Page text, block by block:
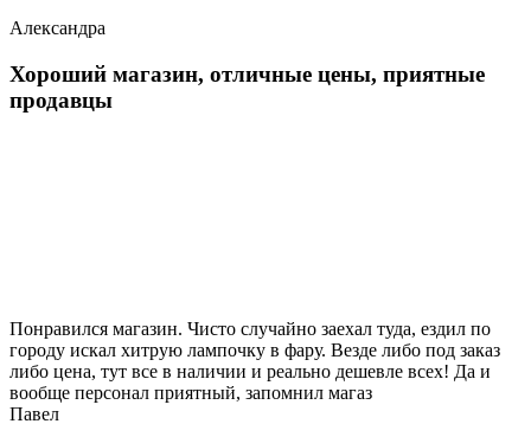
Александра
Хороший магазин, отличные цены, приятные
продавцы
Понравился магазин. Чисто случайно заехал туда, ездил по
городу искал хитрую лампочку в фару. Везде либо под заказ
либо цена, тут все в наличии и реально дешевле всех! Да и
вообще персонал приятный, запомнил магаз
Павел